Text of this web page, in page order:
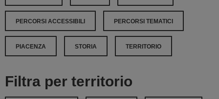
PERCORSI ACCESSIBILI PERCORSI TEMATICI
PIACENZA STORIA TERRITORIO
Filtra per territorio